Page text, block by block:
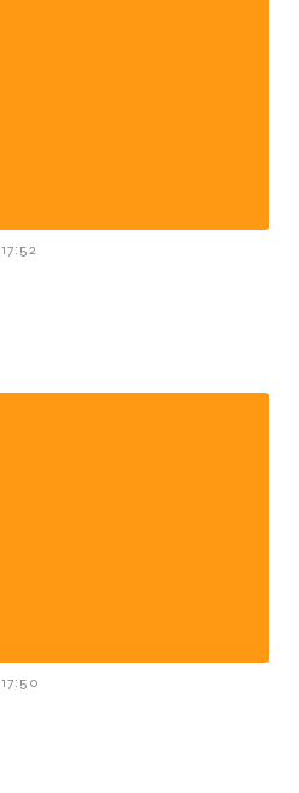
17:52
17:50